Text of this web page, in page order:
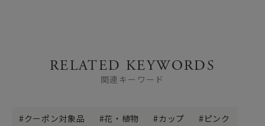
RELATED KEYWORDS
関連キーワード
クーポン対象品 花・植物 カップ
ピンク